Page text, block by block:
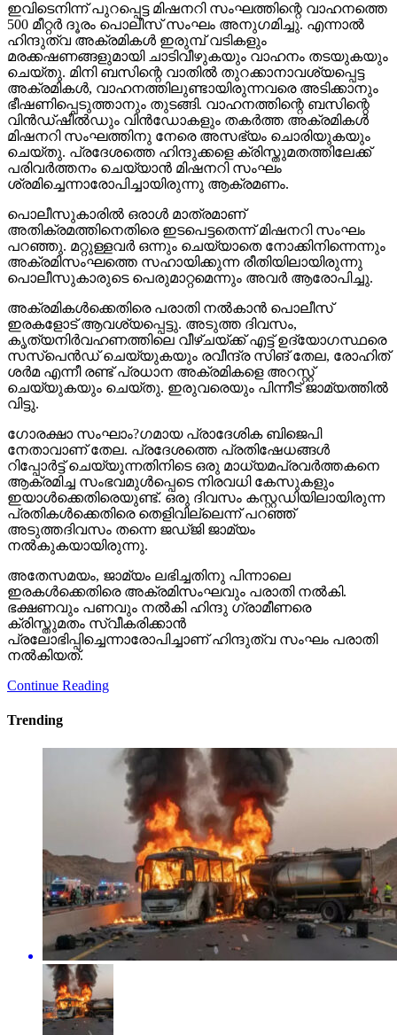
ഇവിടെനിന്ന് പുറപ്പെട്ട മിഷനറി സംഘത്തിന്റെ വാഹനത്തെ
500 മീറ്റര്‍ ദൂരം പൊലീസ് സംഘം അനുഗമിച്ചു. എന്നാല്‍
ഹിന്ദുത്വ അക്രമികള്‍ ഇരുമ്പ് വടികളും
മരക്കഷണങ്ങളുമായി ചാടിവീഴുകയും വാഹനം തടയുകയും
ചെയ്തു. മിനി ബസിന്റെ വാതില്‍ തുറക്കാനാവശ്യപ്പെട്ട
അക്രമികള്‍, വാഹനത്തിലുണ്ടായിരുന്നവരെ അടിക്കാനും
ഭീഷണിപ്പെടുത്താനും തുടങ്ങി. വാഹനത്തിന്റെ ബസിന്റെ
വിന്‍ഡ്ഷീല്‍ഡും വിന്‍ഡോകളും തകര്‍ത്ത അക്രമികള്‍
മിഷനറി സംഘത്തിനു നേരെ അസഭ്യം ചൊരിയുകയും
ചെയ്തു. പ്രദേശത്തെ ഹിന്ദുക്കളെ ക്രിസ്തുമതത്തിലേക്ക്
പരിവര്‍ത്തനം ചെയ്യാന്‍ മിഷനറി സംഘം
ശ്രമിച്ചെന്നാരോപിച്ചായിരുന്നു ആക്രമണം.
പൊലീസുകാരില്‍ ഒരാള്‍ മാത്രമാണ്
അതിക്രമത്തിനെതിരെ ഇടപെട്ടതെന്ന് മിഷനറി സംഘം
പറഞ്ഞു. മറ്റുള്ളവര്‍ ഒന്നും ചെയ്യാതെ നോക്കിനിന്നെന്നും
അക്രമിസംഘത്തെ സഹായിക്കുന്ന രീതിയിലായിരുന്നു
പൊലീസുകാരുടെ പെരുമാറ്റമെന്നും അവര്‍ ആരോപിച്ചു.
അക്രമികള്‍ക്കെതിരെ പരാതി നല്‍കാന്‍ പൊലീസ്
ഇരകളോട് ആവശ്യപ്പെട്ടു. അടുത്ത ദിവസം,
കൃത്യനിര്‍വഹണത്തിലെ വീഴ്ചയ്ക്ക് എട്ട് ഉദ്യോഗസ്ഥരെ
സസ്‌പെന്‍ഡ് ചെയ്യുകയും രവീന്ദ്ര സിങ് തേല, രോഹിത്
ശര്‍മ എന്നീ രണ്ട് പ്രധാന അക്രമികളെ അറസ്റ്റ്
ചെയ്യുകയും ചെയ്തു. ഇരുവരെയും പിന്നീട് ജാമ്യത്തില്‍
വിട്ടു.
ഗോരക്ഷാ സംഘാം?ഗമായ പ്രാദേശിക ബിജെപി
നേതാവാണ് തേല. പ്രദേശത്തെ പ്രതിഷേധങ്ങള്‍
റിപ്പോര്‍ട്ട് ചെയ്യുന്നതിനിടെ ഒരു മാധ്യമപ്രവര്‍ത്തകനെ
ആക്രമിച്ച സംഭവമുള്‍പ്പെടെ നിരവധി കേസുകളും
ഇയാള്‍ക്കെതിരെയുണ്ട്. ഒരു ദിവസം കസ്റ്റഡിയിലായിരുന്ന
പ്രതികള്‍ക്കെതിരെ തെളിവില്ലെന്ന് പറഞ്ഞ്
അടുത്തദിവസം തന്നെ ജഡ്ജി ജാമ്യം
നല്‍കുകയായിരുന്നു.
അതേസമയം, ജാമ്യം ലഭിച്ചതിനു പിന്നാലെ
ഇരകള്‍ക്കെതിരെ അക്രമിസംഘവും പരാതി നല്‍കി.
ഭക്ഷണവും പണവും നല്‍കി ഹിന്ദു ഗ്രാമീണരെ
ക്രിസ്തുമതം സ്വീകരിക്കാന്‍
പ്രലോഭിപ്പിച്ചെന്നാരോപിച്ചാണ് ഹിന്ദുത്വ സംഘം പരാതി
നല്‍കിയത്.
Continue Reading
Trending